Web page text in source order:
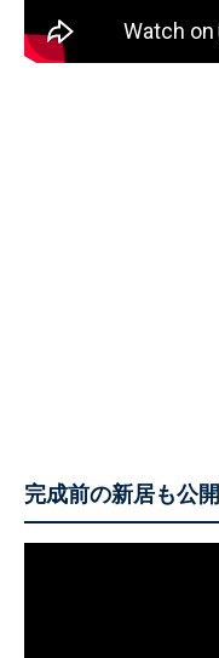
完成前の新居も公開